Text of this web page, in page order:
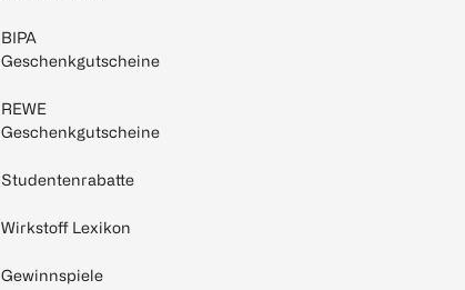
BIPA
Geschenkgutscheine
REWE
Geschenkgutscheine
Studentenrabatte
Wirkstoff Lexikon
Gewinnspiele